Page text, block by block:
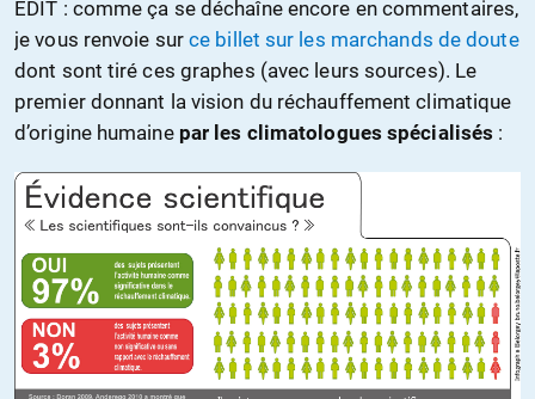
EDIT : comme ça se déchaîne encore en commentaires,
je vous renvoie sur ce billet sur les marchands de doute
dont sont tiré ces graphes (avec leurs sources). Le
premier donnant la vision du réchauffement climatique
d’origine humaine par les climatologues spécialisés :